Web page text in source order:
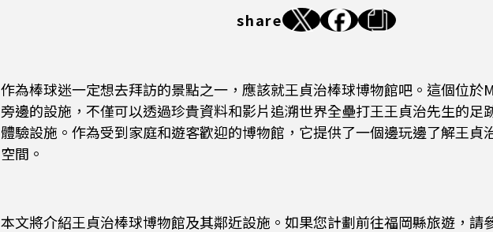
share
作為棒球迷一定想去拜訪的景點之一，應該就王貞治棒球博物館吧。這個位於
旁邊的設施，不僅可以透過珍貴資料和影片追溯世界全壘打王王貞治先生的足
體驗設施。作為受到家庭和遊客歡迎的博物館，它提供了一個邊玩邊了解王貞
空間。
本文將介紹王貞治棒球博物館及其鄰近設施。如果您計劃前往福岡縣旅遊，請